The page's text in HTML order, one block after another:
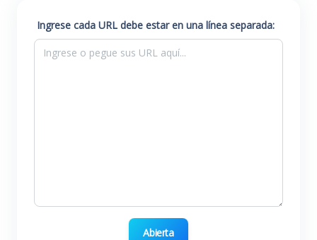
Ingrese cada URL debe estar en una línea separada:
Abierta